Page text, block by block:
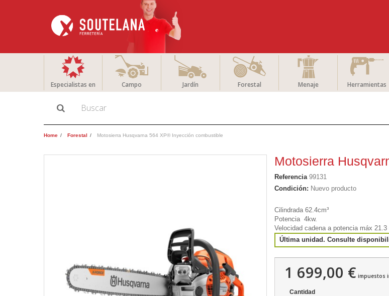
Especialistas en Campo Jardín Forestal Menaje Herramientas
Home Forestal Motosierra Husqvarna 564 XP® Inyección combustible
Motosierra
Referencia 99131
Condición: Nuevo producto
Cilindrada 62.4cm³
Potencia 4kw.
Velocidad cadena a potencia máx 21.3
Última unidad. Consulte
1 699,00 € impuestos
Cantidad